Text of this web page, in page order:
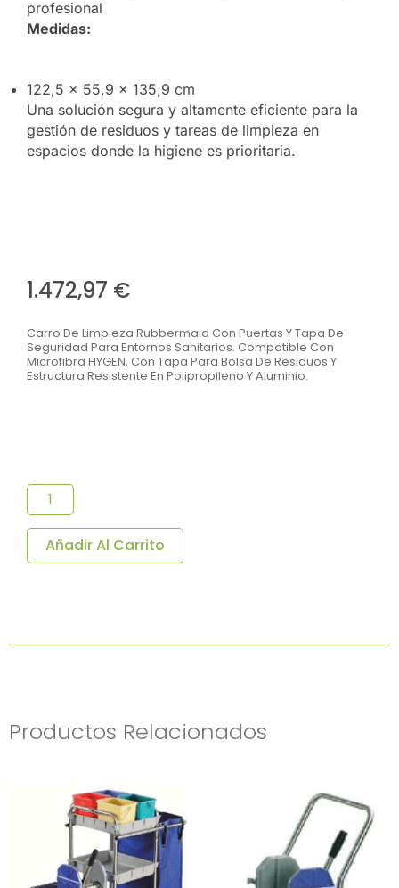
profesional
Medidas:
122,5 × 55,9 × 135,9 cm
Una solución segura y altamente eficiente para la
gestión de residuos y tareas de limpieza en
espacios donde la higiene es prioritaria.
1.472,97 €
Carro De Limpieza Rubbermaid Con Puertas Y Tapa De
Seguridad Para Entornos Sanitarios. Compatible Con
Microfibra HYGEN, Con Tapa Para Bolsa De Residuos Y
Estructura Resistente En Polipropileno Y Aluminio.
Limpieza
Rubbermaid
Con
Seguridad
|
Entornos
Añadir Al Carrito
Productos Relacionados